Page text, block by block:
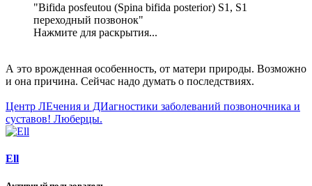
"Bifida posfeutou (Spina bifida posterior) S1, S1
переходный позвонок"
Нажмите для раскрытия...
А это врожденная особенность, от матери природы. Возможно
и она причина. Сейчас надо думать о последствиях.
Центр ЛЕчения и ДИагностики заболеваний позвоночника и
суставов! Люберцы.
Ell